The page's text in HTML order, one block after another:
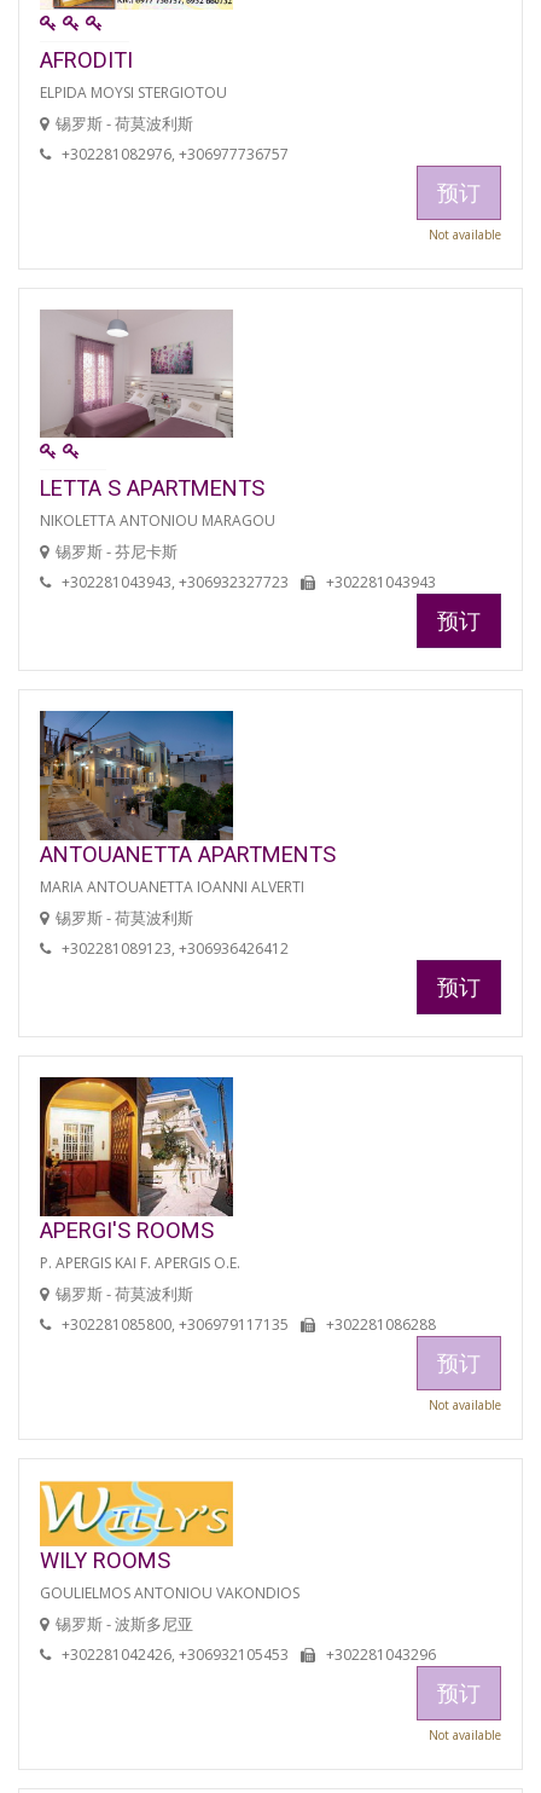
AFRODITI
ELPIDA MOYSI STERGIOTOU
锡罗斯 - 荷莫波利斯
+302281082976, +306977736757
预订
Not available
LETTA S APARTMENTS
NIKOLETTA ANTONIOU MARAGOU
锡罗斯 - 芬尼卡斯
+302281043943, +306932327723 +302281043943
预订
ANTOUANETTA APARTMENTS
MARIA ANTOUANETTA IOANNI ALVERTI
锡罗斯 - 荷莫波利斯
+302281089123, +306936426412
预订
APERGI'S ROOMS
P. APERGIS KAI F. APERGIS O.E.
锡罗斯 - 荷莫波利斯
+302281085800, +306979117135 +302281086288
预订
Not available
WILY ROOMS
GOULIELMOS ANTONIOU VAKONDIOS
锡罗斯 - 波斯多尼亚
+302281042426, +306932105453 +302281043296
预订
Not available